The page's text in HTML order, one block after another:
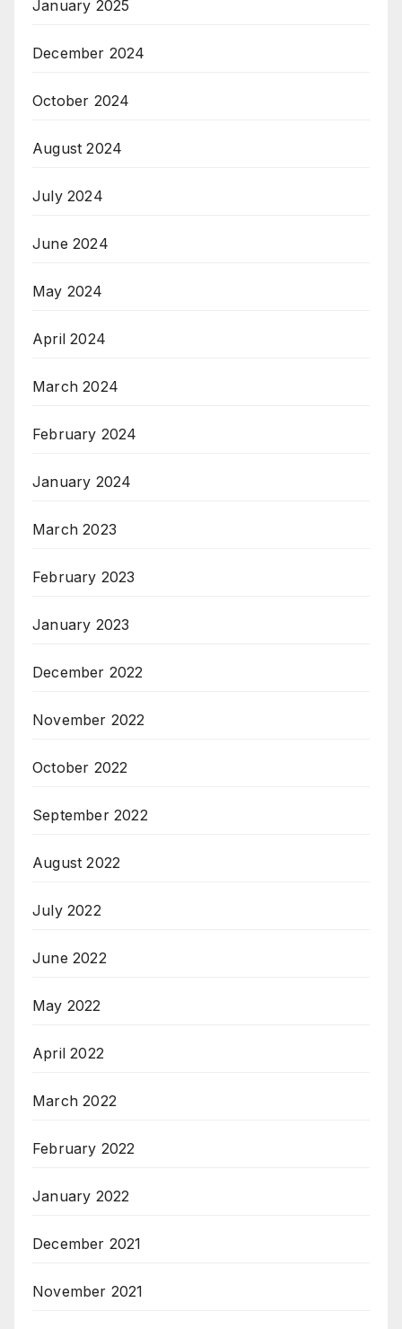
January 2025
December 2024
October 2024
August 2024
July 2024
June 2024
May 2024
April 2024
March 2024
February 2024
January 2024
March 2023
February 2023
January 2023
December 2022
November 2022
October 2022
September 2022
August 2022
July 2022
June 2022
May 2022
April 2022
March 2022
February 2022
January 2022
December 2021
November 2021